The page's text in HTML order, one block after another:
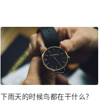
下雨天的时候鸟都在干什么？